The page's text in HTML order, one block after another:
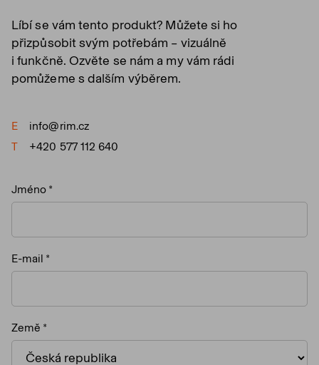
Líbí se vám tento produkt? Můžete si ho
přizpůsobit svým potřebám – vizuálně
i funkčně. Ozvěte se nám a my vám rádi
pomůžeme s dalším výběrem.
E
info@rim.cz
T
+420 577 112 640
Jméno
E-mail
Země